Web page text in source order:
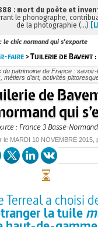
le chic normand qui s'exporte
faire > Tuilerie de Bavent
du patrimoine de France :
métiers d’art, activités
de
qui
: France 3 Basse-
le MARDI 10 NOVEMBRE 2015,
Terreal a choisi
la tuile
: mort du poète et
le phonographe,
de la photographie (…)